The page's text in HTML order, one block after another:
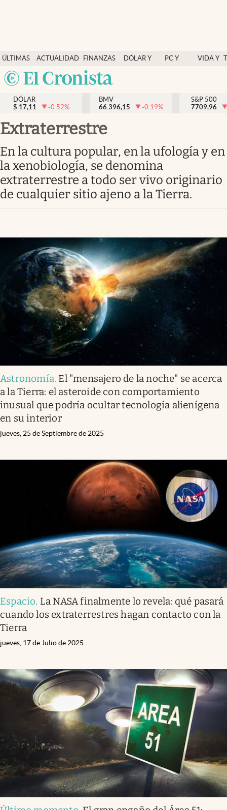
ÚLTIMAS
NOTICIAS
ACTUALIDAD
FINANZAS
Y
ECONOMÍA
DÓLAR Y
PC Y
VIDA Y
México
Uruguay
Actualidad
Finanzas y economía
Dólar y mercados
Opinión
Brand Strategy
Pc y celular
Vida y estilo
Espiritualidad
Mediakit
abre en nueva pestaña
México
DÓLAR
$ 17,11 -0.52%
BMV
66.396,15
-0.19%
S&P 500
7709,96
Extraterrestre
En la cultura popular, en la ufología y en
la xenobiología, se denomina
extraterrestre a todo ser vivo originario
de cualquier sitio ajeno a la Tierra.
Astronomía. El "mensajero de la noche" se acerca
a la Tierra: el asteroide con comportamiento
inusual que podría ocultar tecnología alienígena
en su interior
jueves, 25 de Septiembre de 2025
Espacio. La NASA finalmente lo revela: qué pasará
cuando los extraterrestres hagan contacto con la
Tierra
jueves, 17 de Julio de 2025